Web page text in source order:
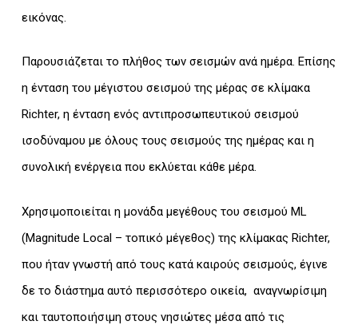
εικόνας.
Παρουσιάζεται το πλήθος των σεισμών ανά ημέρα. Επίσης
η ένταση του μέγιστου σεισμού της μέρας σε κλίμακα
Richter, η ένταση ενός αντιπροσωπευτικού σεισμού
ισοδύναμου με όλους τους σεισμούς της ημέρας και η
συνολική ενέργεια που εκλύεται κάθε μέρα.
Χρησιμοποιείται η μονάδα μεγέθους του σεισμού ML
(Magnitude Local – τοπικό μέγεθος) της κλίμακας Richter,
που ήταν γνωστή από τους κατά καιρούς σεισμούς, έγινε
δε το διάστημα αυτό περισσότερο οικεία, αναγνωρίσιμη
και ταυτοποιήσιμη στους νησιώτες μέσα από τις